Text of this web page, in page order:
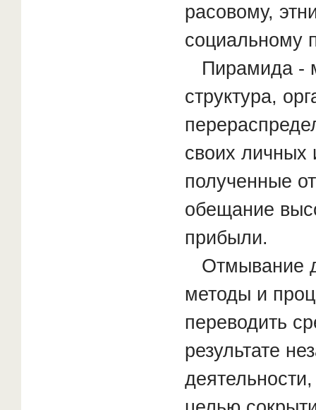
расовому,
социальному
Пирамида -
структура,
своих личных
полученные
обещание
прибыли.
Отмывание
методы и
переводить
результате